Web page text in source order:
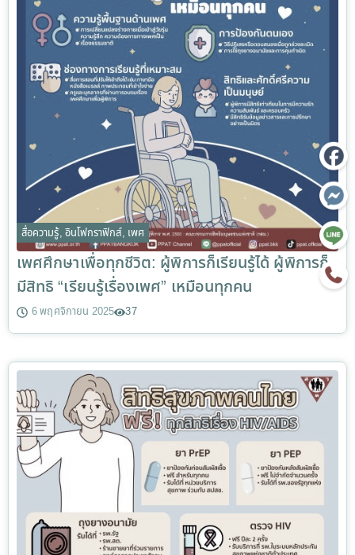
สื่อความรู้, อินโฟกราฟิกส์, เพศ
เพศศึกษาเพื่อทุกชีวิต: ผู้พิการก็เรียนรู้ได้ ผู้พิการก็
มีสิทธิ “เรียนรู้เรื่องเพศ” เหมือนทุกคน
6 พฤศจิกายน 2025 37